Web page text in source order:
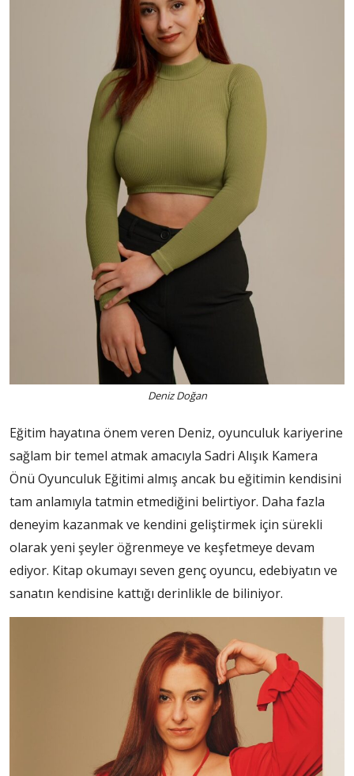
Deniz Doğan
Eğitim hayatına önem veren Deniz, oyunculuk kariyerine
sağlam bir temel atmak amacıyla Sadri Alışık Kamera
Önü Oyunculuk Eğitimi almış ancak bu eğitimin kendisini
tam anlamıyla tatmin etmediğini belirtiyor. Daha fazla
deneyim kazanmak ve kendini geliştirmek için sürekli
olarak yeni şeyler öğrenmeye ve keşfetmeye devam
ediyor. Kitap okumayı seven genç oyuncu, edebiyatın ve
sanatın kendisine kattığı derinlikle de biliniyor.